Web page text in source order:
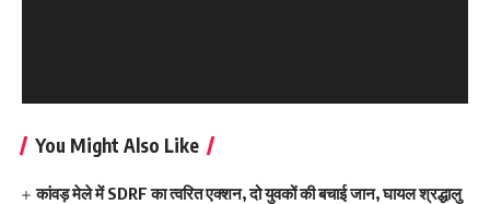
You Might Also Like
कांवड़ मेले में SDRF का त्वरित एक्शन, दो युवकों की बचाई जान, घायल श्रद्धालु